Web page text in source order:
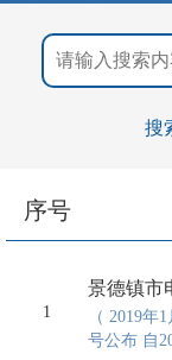
搜
序号
1
景德镇市
（ 2019年
号公布 自